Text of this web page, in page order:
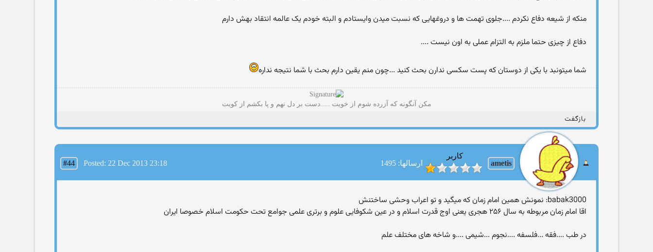
منکه از شیعه دفاع نکردم ....جلوی تهمت ها و دروغهایی که نسبت میدن وایستادم و البته خودم یک عالمه انتقاد بهش دارم
دفاع از چیزی حتما ملزم به التزام عملی به اون نیست ....
شما میتونبد با یکی از دوستان که پست سکسی ندارن بحث کنید ...چون منم یقین دارم بحث با شما نتیجه نداره
مکن آنگونه که آزرده شوم از خویت .....دست بر دل نهم و پا بکشم از کویت
بازگفت
ametis
کاربر
ارسالها: 1495
#44 Posted: 22 Dec 2013 23:18
babak3000: نمونش همین امام زمان که میگید و تو اعراب وحشی ساختنش
اقا امام زمان مربوطه به سال ۲۵۶ هجری یعنی اوج قدرت اسلام و در عین شکوفایی علوم و برتری علمی جوامع تحت حکومت اسلام خصوصا ایران
در طب ....فقه ...فلسفه ....نجوم ...شیمی ....و شاخه های مختلف علم